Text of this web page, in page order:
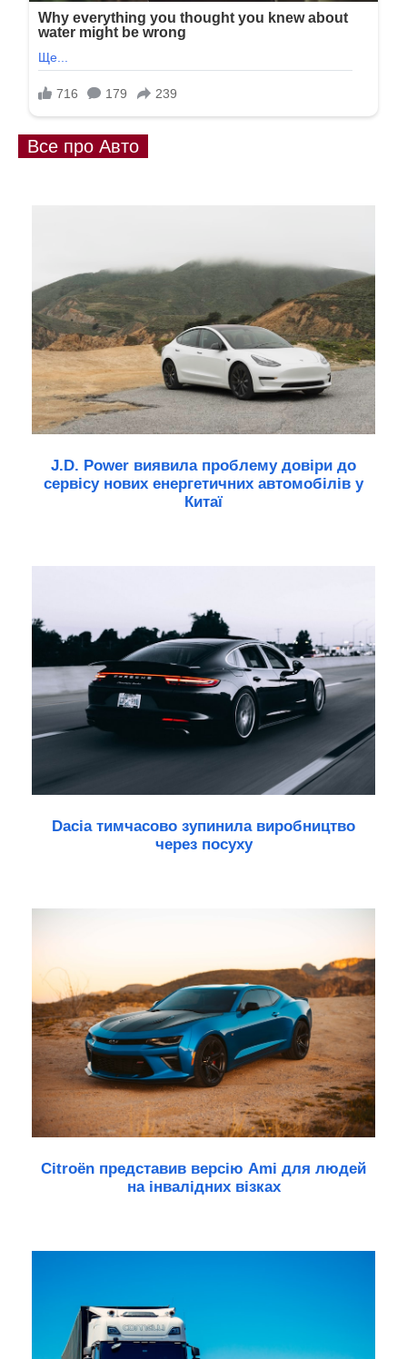
Все про Авто
J.D. Power виявила проблему довіри до
сервісу нових енергетичних автомобілів у
Китаї
Dacia тимчасово зупинила виробництво
через посуху
Citroën представив версію Ami для людей
на інвалідних візках